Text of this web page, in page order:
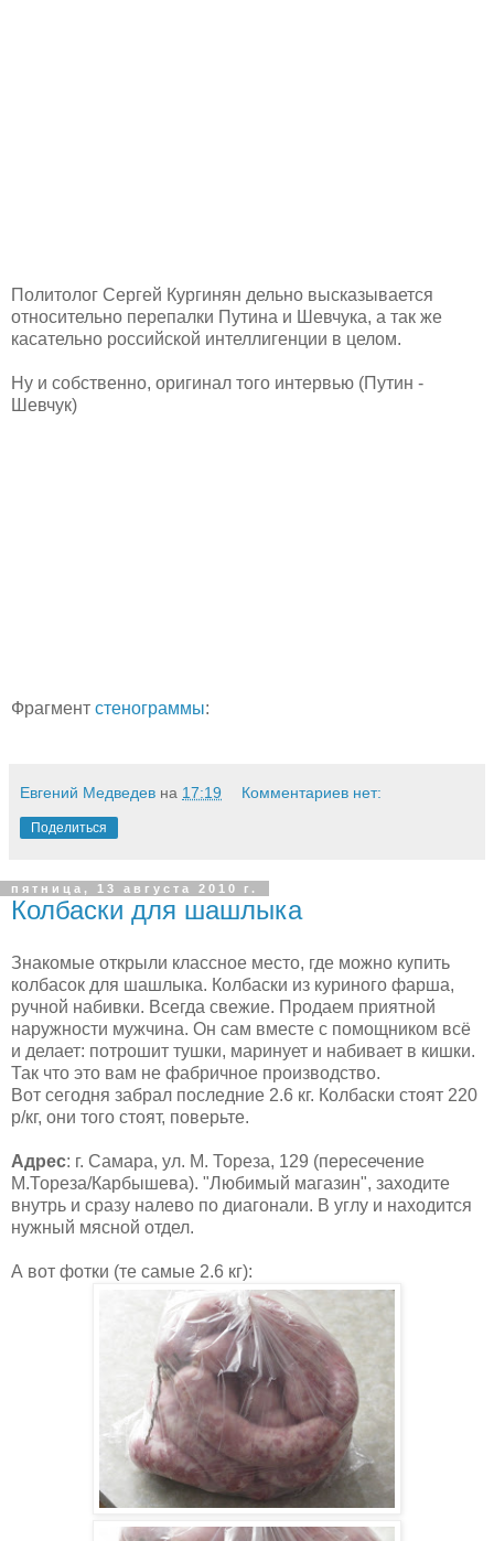
Политолог Сергей Кургинян дельно высказывается
относительно перепалки Путина и Шевчука, а так же
касательно российской интеллигенции в целом.
Ну и собственно, оригинал того интервью (Путин -
Шевчук)
Фрагмент стенограммы:
Евгений Медведев на 17:19 Комментариев нет:
Поделиться
пятница, 13 августа 2010 г.
Колбаски для шашлыка
Знакомые открыли классное место, где можно купить
колбасок для шашлыка. Колбаски из куриного фарша,
ручной набивки. Всегда свежие. Продаем приятной
наружности мужчина. Он сам вместе с помощником всё
и делает: потрошит тушки, маринует и набивает в кишки.
Так что это вам не фабричное производство.
Вот сегодня забрал последние 2.6 кг. Колбаски стоят 220
р/кг, они того стоят, поверьте.
Адрес: г. Самара, ул. М. Тореза, 129 (пересечение
М.Тореза/Карбышева). "Любимый магазин", заходите
внутрь и сразу налево по диагонали. В углу и находится
нужный мясной отдел.
А вот фотки (те самые 2.6 кг):